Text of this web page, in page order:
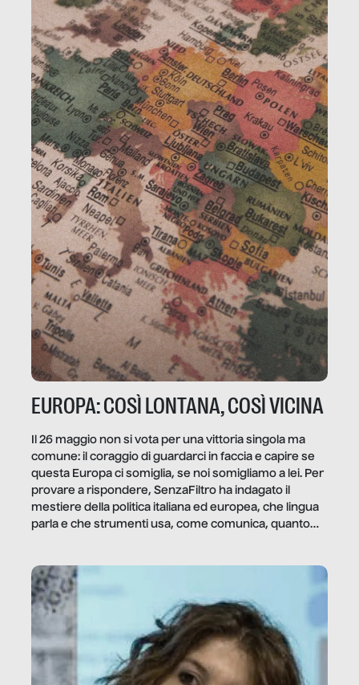
EUROPA: COSÌ LONTANA, COSÌ VICINA
Il 26 maggio non si vota per una vittoria singola ma
comune: il coraggio di guardarci in faccia e capire se
questa Europa ci somiglia, se noi somigliamo a lei. Per
provare a rispondere, SenzaFiltro ha indagato il
mestiere della politica italiana ed europea, che lingua
parla e che strumenti usa, come comunica, quanto